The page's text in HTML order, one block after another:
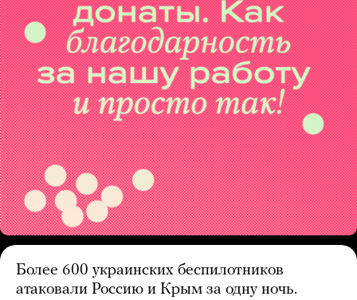
Более 600 украинских беспилотников
атаковали Россию и Крым за одну ночь.